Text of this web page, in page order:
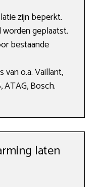
zijn beperkt.
geplaatst.
bestaande
o.a. Vaillant,
ATAG, Bosch.
laten